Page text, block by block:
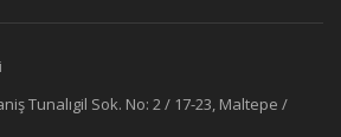
Tunalıgil Sok. No: 2 / 17-23, Maltepe /